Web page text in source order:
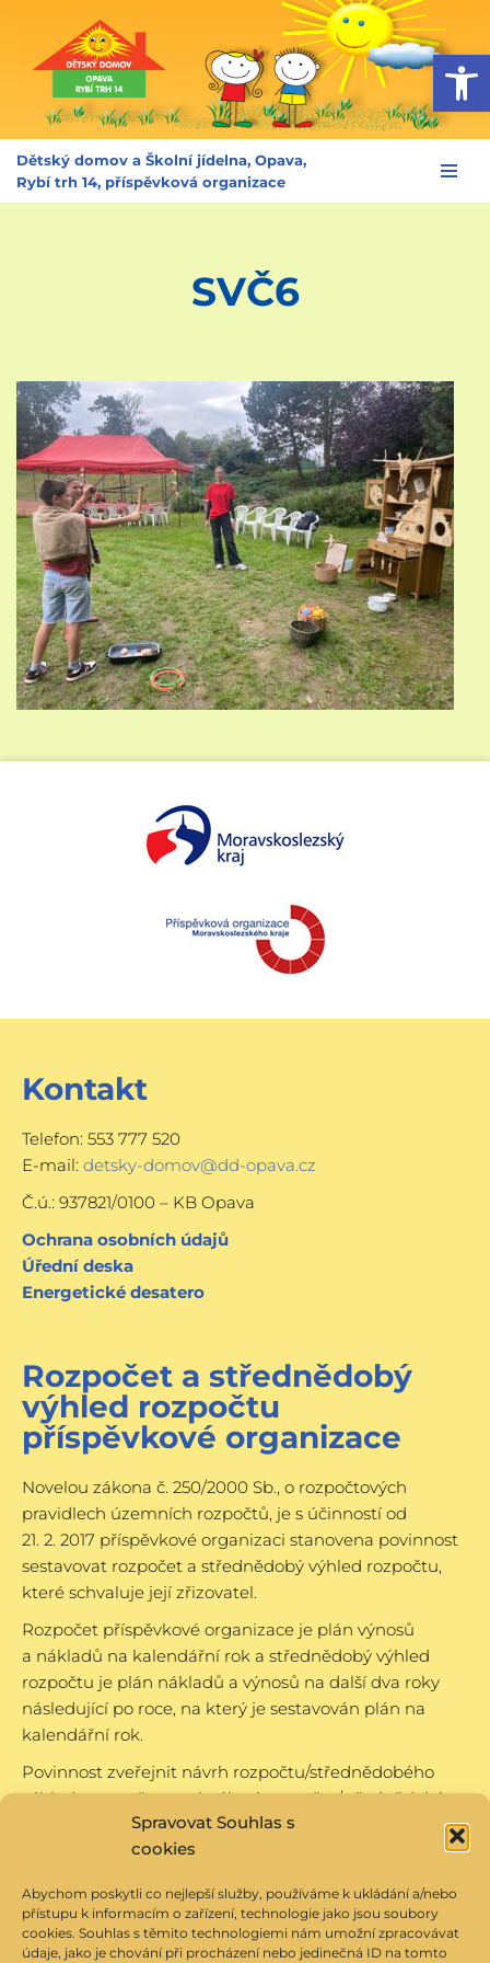
Spravovat Souhlas s
cookies
Abychom poskytli co nejlepší služby, používáme k ukládání a/nebo
přístupu k informacím o zařízení, technologie jako jsou soubory
cookies. Souhlas s těmito technologiemi nám umožní zpracovávat
údaje, jako je chování při procházení nebo jedinečná ID na tomto
Přeskočit
obsah
Dětský domov a Školní jídelna, Opava,
Rybí trh 14, příspěvková organizace
SVČ6
Kontakt
Telefon: 553 777 520
E-mail: detsky-domov@dd-opava.cz
Č.ú.: 937821/0100 – KB Opava
Ochrana osobních údajů
Úřední deska
Energetické desatero
Rozpočet a střednědobý
výhled rozpočtu
příspěvkové organizace
Novelou zákona č. 250/2000 Sb., o rozpočtových
pravidlech územních rozpočtů, je s účinností od
21. 2. 2017 příspěvkové organizaci stanovena povinnost
sestavovat rozpočet a střednědobý výhled rozpočtu,
které schvaluje její zřizovatel.
Rozpočet příspěvkové organizace je plán výnosů
a nákladů na kalendářní rok a střednědobý výhled
rozpočtu je plán nákladů a výnosů na další dva roky
následující po roce, na který je sestavován plán na
kalendářní rok.
Povinnost zveřejnit návrh rozpočtu/střednědobého
výhledu rozpočtu a schválený rozpočet/střednědobý
výhled rozpočtu je zajištěna zveřejněním na
internetovýchstránkách zřizovatele
Veškeré fotografie dětí a zaměstnanců Dětského